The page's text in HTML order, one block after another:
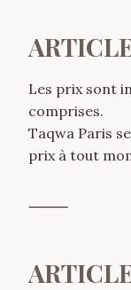
Les prix sont
comprises.
Taqwa Paris
prix à tout
⸻